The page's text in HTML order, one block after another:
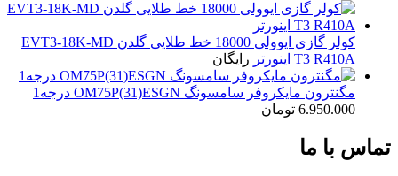
کولر گازی ایوولی 18000 خط طلایی گلدن EVT3-18K-MD
T3 R410A اینورتر
رایگان
مگنترون مایکروفر سامسونگ OM75P(31)ESGN درجه1
6.950.000 تومان
تماس با ما